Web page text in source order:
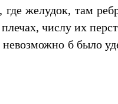
желудок, там
числу их
б было